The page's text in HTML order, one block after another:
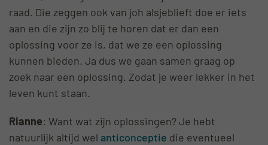
raad. Die zeggen ook van joh alsjeblieft doe er iets
aan en die zijn zo blij te horen dat er dan een
oplossing voor ze is, dat we ze een oplossing
kunnen bieden. Ja dus we gaan samen graag op
zoek naar een oplossing. Zodat je weer lekker in het
leven kunt staan.
Rianne: Want wat zijn oplossingen? Je hebt
natuurlijk altijd wel anticonceptie die eventueel